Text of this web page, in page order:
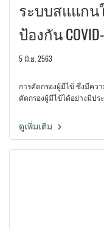
ระบบสแแก
ป้องกัน
5 มิ.ย. 2563
การคัดกรองผู้มีไข้ ซึ่งมีควา
คัดกรองผู้มีไข้ได้อย่างมีปร
ดูเพิ่มเติม